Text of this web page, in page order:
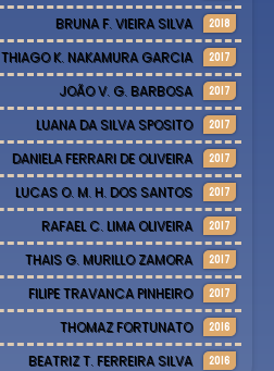
BRUNA F. VIEIRA SILVA 2018
THIAGO K. NAKAMURA GARCIA 2017
JOÃO V. G. BARBOSA 2017
LUANA DA SILVA SPOSITO 2017
DANIELA FERRARI DE OLIVEIRA 2017
LUCAS O. M. H. DOS SANTOS 2017
RAFAEL C. LIMA OLIVEIRA 2017
THAIS G. MURILLO ZAMORA 2017
FILIPE TRAVANCA PINHEIRO 2017
THOMAZ FORTUNATO 2016
BEATRIZ T. FERREIRA SILVA 2016